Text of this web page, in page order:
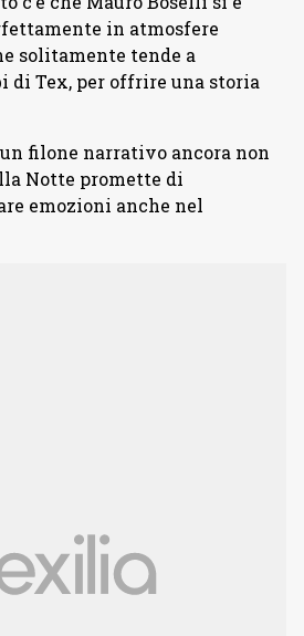
in atmosfere
solitamente tende a
di Tex, per offrire una storia
filone narrativo ancora non
Notte promette di
emozioni anche nel